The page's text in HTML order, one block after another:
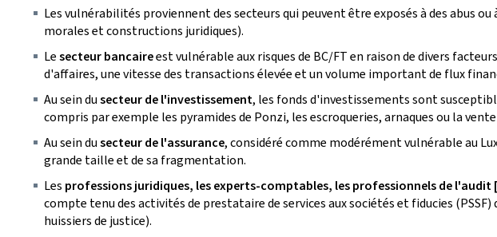
Les vulnérabilités proviennent des secteurs qui peuvent être exposés à des abus
morales et constructions juridiques).
Lesecteur bancaireest vulnérable aux risques de BC/FT en raison de divers
d'affaires, une vitesse des transactions élevée et un volume important de flux
Au sein dusecteur de l'investissement, les fonds d'investissements sont
compris par exemple les pyramides de Ponzi, les escroqueries, arnaques ou la
Au sein dusecteur de l'assurance, considéré comme modérément vulnérable au
grande taille et de sa fragmentation.
Les professions juridiques, les experts-comptables, les professionnels de l'audit
compte tenu des activités de prestataire de services aux sociétés et fiducies
huissiers de justice).